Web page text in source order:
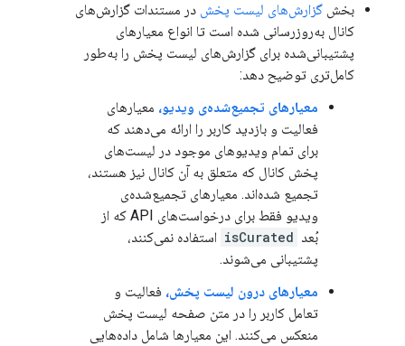
بخش گزارش‌های لیست پخش در مستندات گزارش‌های
کانال به‌روزرسانی شده است تا انواع معیارهای
پشتیبانی‌شده برای گزارش‌های لیست پخش را به‌طور
کامل‌تری توضیح دهد:
معیارهای تجمیع‌شده‌ی ویدیو، معیارهای
فعالیت و بازدید کاربر را ارائه می‌دهند که
برای تمام ویدیوهای موجود در لیست‌های
پخش کانال که متعلق به آن کانال نیز هستند،
تجمیع شده‌اند. معیارهای تجمیع‌شده‌ی
ویدیو فقط برای درخواست‌های API که از
بُعد isCurated استفاده نمی‌کنند،
پشتیبانی می‌شوند.
معیارهای درون لیست پخش، فعالیت و
تعامل کاربر را در متن صفحه لیست پخش
منعکس می‌کنند. این معیارها شامل داده‌هایی